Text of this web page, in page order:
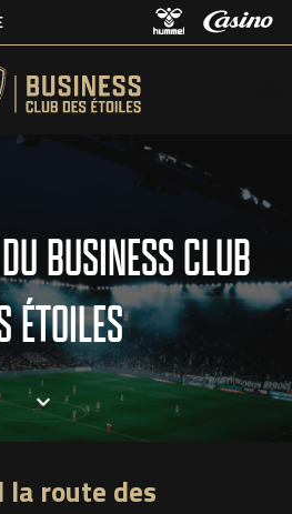
BUSINESS CLUB
ÉTOILES
keyboard_arrow_down
la route des